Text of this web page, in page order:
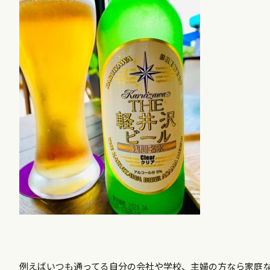
例えばいつも通ってる自分の会社や学校、主婦の方なら家庭な